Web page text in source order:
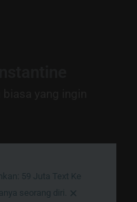
59 Juta Text Ke
seorang diri.
×